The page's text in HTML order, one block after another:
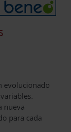
evolucionado
nueva
para cada